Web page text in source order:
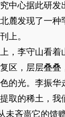
中心据此研发
发现了一种
上。
李守山看着
区，层层叠叠
光。李振华
取的稀土，
未吝啬它的